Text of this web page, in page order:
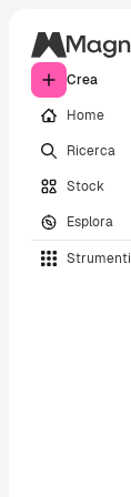
Crea
Home
Ricerca
Stock
Esplora
Strumenti